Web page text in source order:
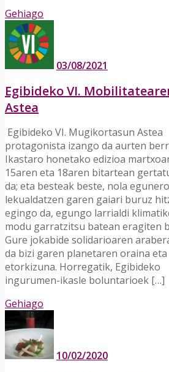
Gehiago
03/08/2021
Egibideko VI.
Astea
­ Egibideko VI. Mugikortasun Astea
protagonista izango da aurten
Ikastaro honetako edizioa
15aren eta 18aren bitartean
da; eta besteak beste, nola egunero
lekualdatzen garen gaiari buruz
egingo da, egungo larrialdi
modu garratzitsu batean eragiten
Gure jokabide solidarioaren
da bizi garen planetaren oraina eta
etorkizuna. Horregatik, Egibideko
ingurumen-ikasle boluntarioek […]
Gehiago
10/02/2020